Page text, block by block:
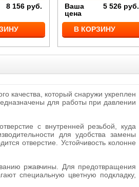
8 156 руб.
Ваша
цена
5 526 руб.
В КОРЗИНУ
качества, который снаружи укреплен
для работы при давлении
с внутренней резьбой, куда
для удобства замены
отверстие. Устойчивость колонне
ржавчины. Для предотвращения
специальную цветную подкладку,